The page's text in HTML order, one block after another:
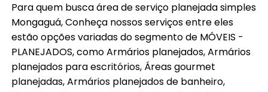
Para quem busca área de serviço planejada simples
Mongaguá, Conheça nossos serviços entre eles
estão opções variadas do segmento de MÓVEIS -
PLANEJADOS, como Armários planejados, Armários
planejados para escritórios, Áreas gourmet
planejadas, Armários planejados de banheiro,